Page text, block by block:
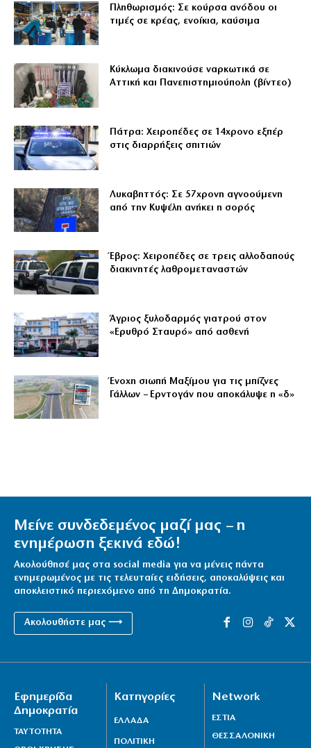
Πληθωρισμός: Σε κούρσα ανόδου οι
τιμές σε κρέας, ενοίκια, καύσιμα
Κύκλωμα διακινούσε ναρκωτικά σε
Αττική και Πανεπιστημιούπολη (βίντεο)
Πάτρα: Χειροπέδες σε 14χρονο εξπέρ
στις διαρρήξεις σπιτιών
Λυκαβηττός: Σε 57χρονη αγνοούμενη
από την Κυψέλη ανήκει η σορός
Έβρος: Χειροπέδες σε τρεις αλλοδαπούς
διακινητές λαθρομεταναστών
Άγριος ξυλοδαρμός γιατρού στον
«Ερυθρό Σταυρό» από ασθενή
Ένοχη σιωπή Μαξίμου για τις μπίζνες
Γάλλων – Ερντογάν που αποκάλυψε η «δ»
Μείνε συνδεδεμένος μαζί μας – η
ενημέρωση ξεκινά εδώ!
Ακολούθησέ μας στα social media για να μένεις πάντα
ενημερωμένος με τις τελευταίες ειδήσεις, αποκαλύψεις και
αποκλειστικό περιεχόμενο από τη Δημοκρατία.
Ακολουθήστε μας ⟶
Εφημερίδα
Δημοκρατία
ΤΑΥΤΟΤΗΤΑ
Κατηγορίες
ΕΛΛΑΔΑ
ΠΟΛΙΤΙΚΗ
Network
ΕΣΤΙΑ
ΘΕΣΣΑΛΟΝΙΚΗ